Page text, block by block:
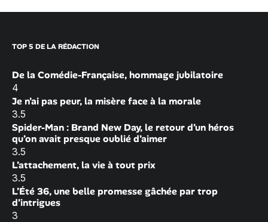
TOP 5 DE LA RÉDACTION
De la Comédie-Française, hommage jubilatoire
4
Je n’ai pas peur, la misère face à la morale
3.5
Spider-Man : Brand New Day, le retour d’un héros
qu’on avait presque oublié d’aimer
3.5
L’attachement, la vie à tout prix
3.5
L’Été 36, une belle promesse gâchée par trop
d’intrigues
3